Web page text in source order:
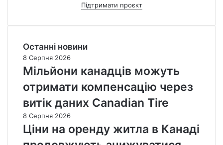
Підтримати проєкт
Останні новини
8 Серпня 2026
Мільйони канадців можуть
отримати компенсацію через
витік даних Canadian Tire
8 Серпня 2026
Ціни на оренду житла в Канаді